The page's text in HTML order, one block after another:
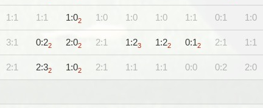
1:1 1:1 1:02 1:0 1:0 1:0 1:1 0:1 1:0
3:1 0:22 2:02 2:1 1:23 1:22 0:12 2:1 1:1
2:1 2:32 1:02 2:1 1:1 1:1 0:0 0:2 2:0